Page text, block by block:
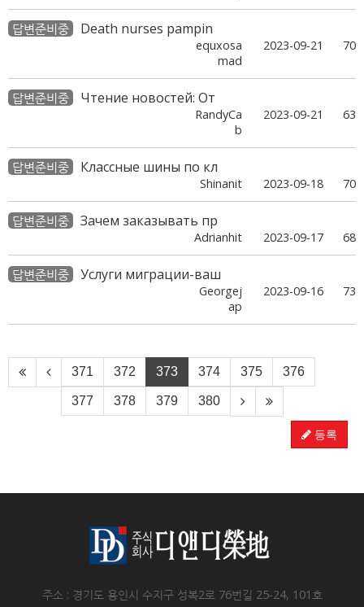
답변준비중 Death nurses pampin
equxosa
mad
2023-09-21 70
답변준비중 Чтение новостей: От
RandyCa
b
2023-09-21 63
답변준비중 Классные шины по кл
Shinanit 2023-09-18 70
답변준비중 Зачем заказывать пр
Adrianhit 2023-09-17 68
답변준비중 Услуги миграции-ваш
Georgej
ap
2023-09-16 73
371 372 373 374 375 376
377 378 379 380
등록
주소 : 경기도 용인시 수지구 성복2로 76번길 25-24, 101호